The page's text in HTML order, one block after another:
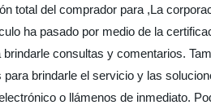
total del comprador para ,La
ha pasado por medio de la
consultas y comentarios.
brindarle el servicio y las
o llámenos de inmediato.